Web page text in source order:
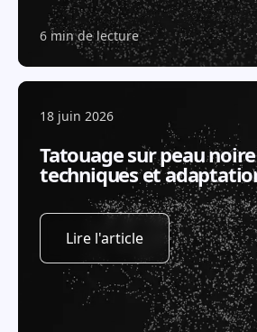
6 min de lecture
18 juin 2026
Tatouage sur peau
techniques et
Lire l'article